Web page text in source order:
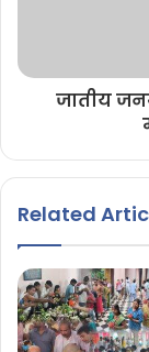
जातीय
Related